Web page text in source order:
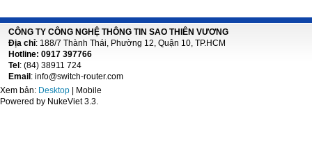
CÔNG TY CÔNG NGHỆ THÔNG TIN SAO THIÊN VƯƠNG
Địa chỉ: 188/7 Thành Thái, Phường 12, Quận 10, TP.HCM
Hotline: 0917 397766
Tel : (84) 38911 724
Email : info@switch-router.com
Xem bản: Desktop | Mobile
Powered by NukeViet 3.3.